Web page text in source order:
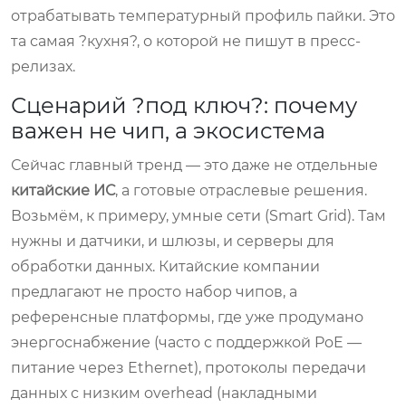
отрабатывать температурный профиль пайки. Это
та самая ?кухня?, о которой не пишут в пресс-
релизах.
Сценарий ?под ключ?: почему
важен не чип, а экосистема
Сейчас главный тренд — это даже не отдельные
китайские ИС, а готовые отраслевые решения.
Возьмём, к примеру, умные сети (Smart Grid). Там
нужны и датчики, и шлюзы, и серверы для
обработки данных. Китайские компании
предлагают не просто набор чипов, а
референсные платформы, где уже продумано
энергоснабжение (часто с поддержкой PoE —
питание через Ethernet), протоколы передачи
данных с низким overhead (накладными